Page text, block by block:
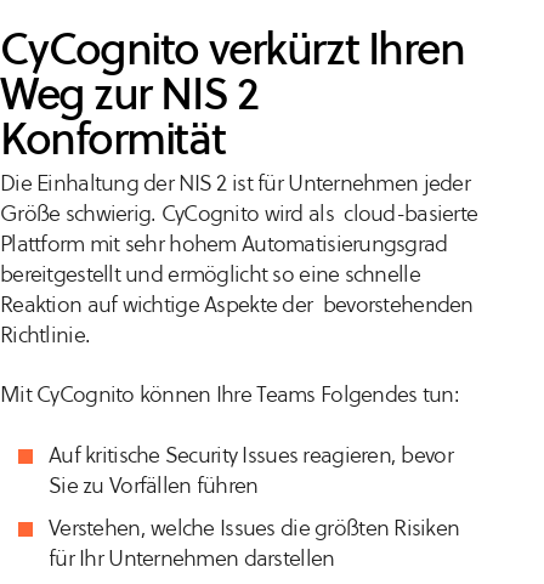
CyCognito verkürzt Ihren
Weg zur NIS 2
Konformität
Die Einhaltung der NIS 2 ist für Unternehmen jeder
Größe schwierig. CyCognito wird als cloud-basierte
Plattform mit sehr hohem Automatisierungsgrad
bereitgestellt und ermöglicht so eine schnelle
Reaktion auf wichtige Aspekte der bevorstehenden
Richtlinie.
Mit CyCognito können Ihre Teams Folgendes tun:
Auf kritische Security Issues reagieren, bevor
Sie zu Vorfällen führen
Verstehen, welche Issues die größten Risiken
für Ihr Unternehmen darstellen